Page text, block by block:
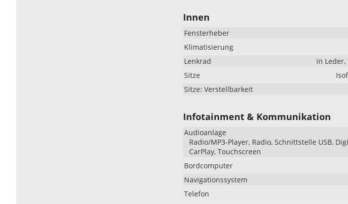
Innen
Fensterheber
Klimatisierung
Lenkrad
in
Sitze
Sitze: Verstellbarkeit
Infotainment & Kommunikation
Audioanlage
Radio/MP3-Player, Radio, Schnittstelle USB,
CarPlay, Touchscreen
Bordcomputer
Navigationssystem
Telefon